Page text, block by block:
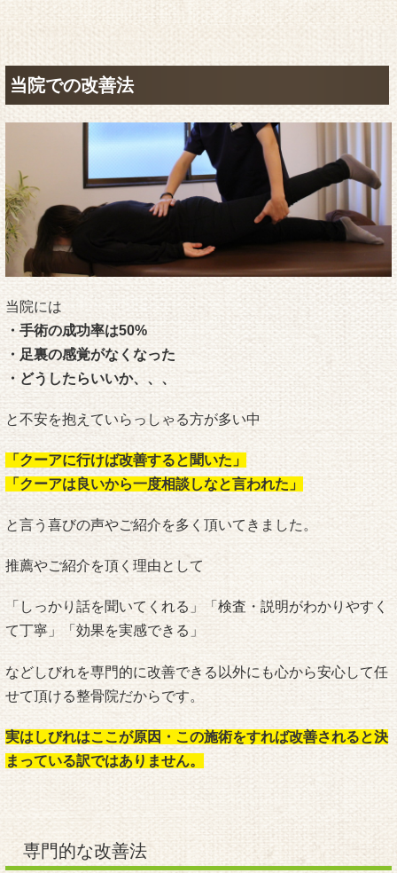
当院での改善法
当院には
・手術の成功率は50%
・足裏の感覚がなくなった
・どうしたらいいか、、、
と不安を抱えていらっしゃる方が多い中
「クーアに行けば改善すると聞いた」
「クーアは良いから一度相談しなと言われた」
と言う喜びの声やご紹介を多く頂いてきました。
推薦やご紹介を頂く理由として
「しっかり話を聞いてくれる」「検査・説明がわかりやすく
て丁寧」「効果を実感できる」
などしびれを専門的に改善できる以外にも心から安心して任
せて頂ける整骨院だからです。
実はしびれはここが原因・この施術をすれば改善されると決
まっている訳ではありません。
専門的な改善法